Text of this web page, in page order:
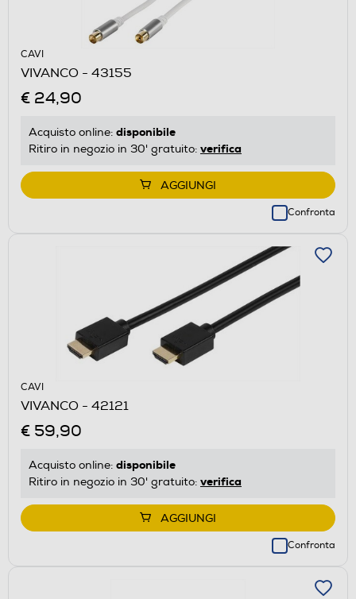
CAVI
VIVANCO - 43155
€ 24,90
Acquisto online: disponibile
Ritiro in negozio in 30' gratuito: verifica
AGGIUNGI
Confronta
CAVI
VIVANCO - 42121
€ 59,90
Acquisto online: disponibile
Ritiro in negozio in 30' gratuito: verifica
AGGIUNGI
Confronta